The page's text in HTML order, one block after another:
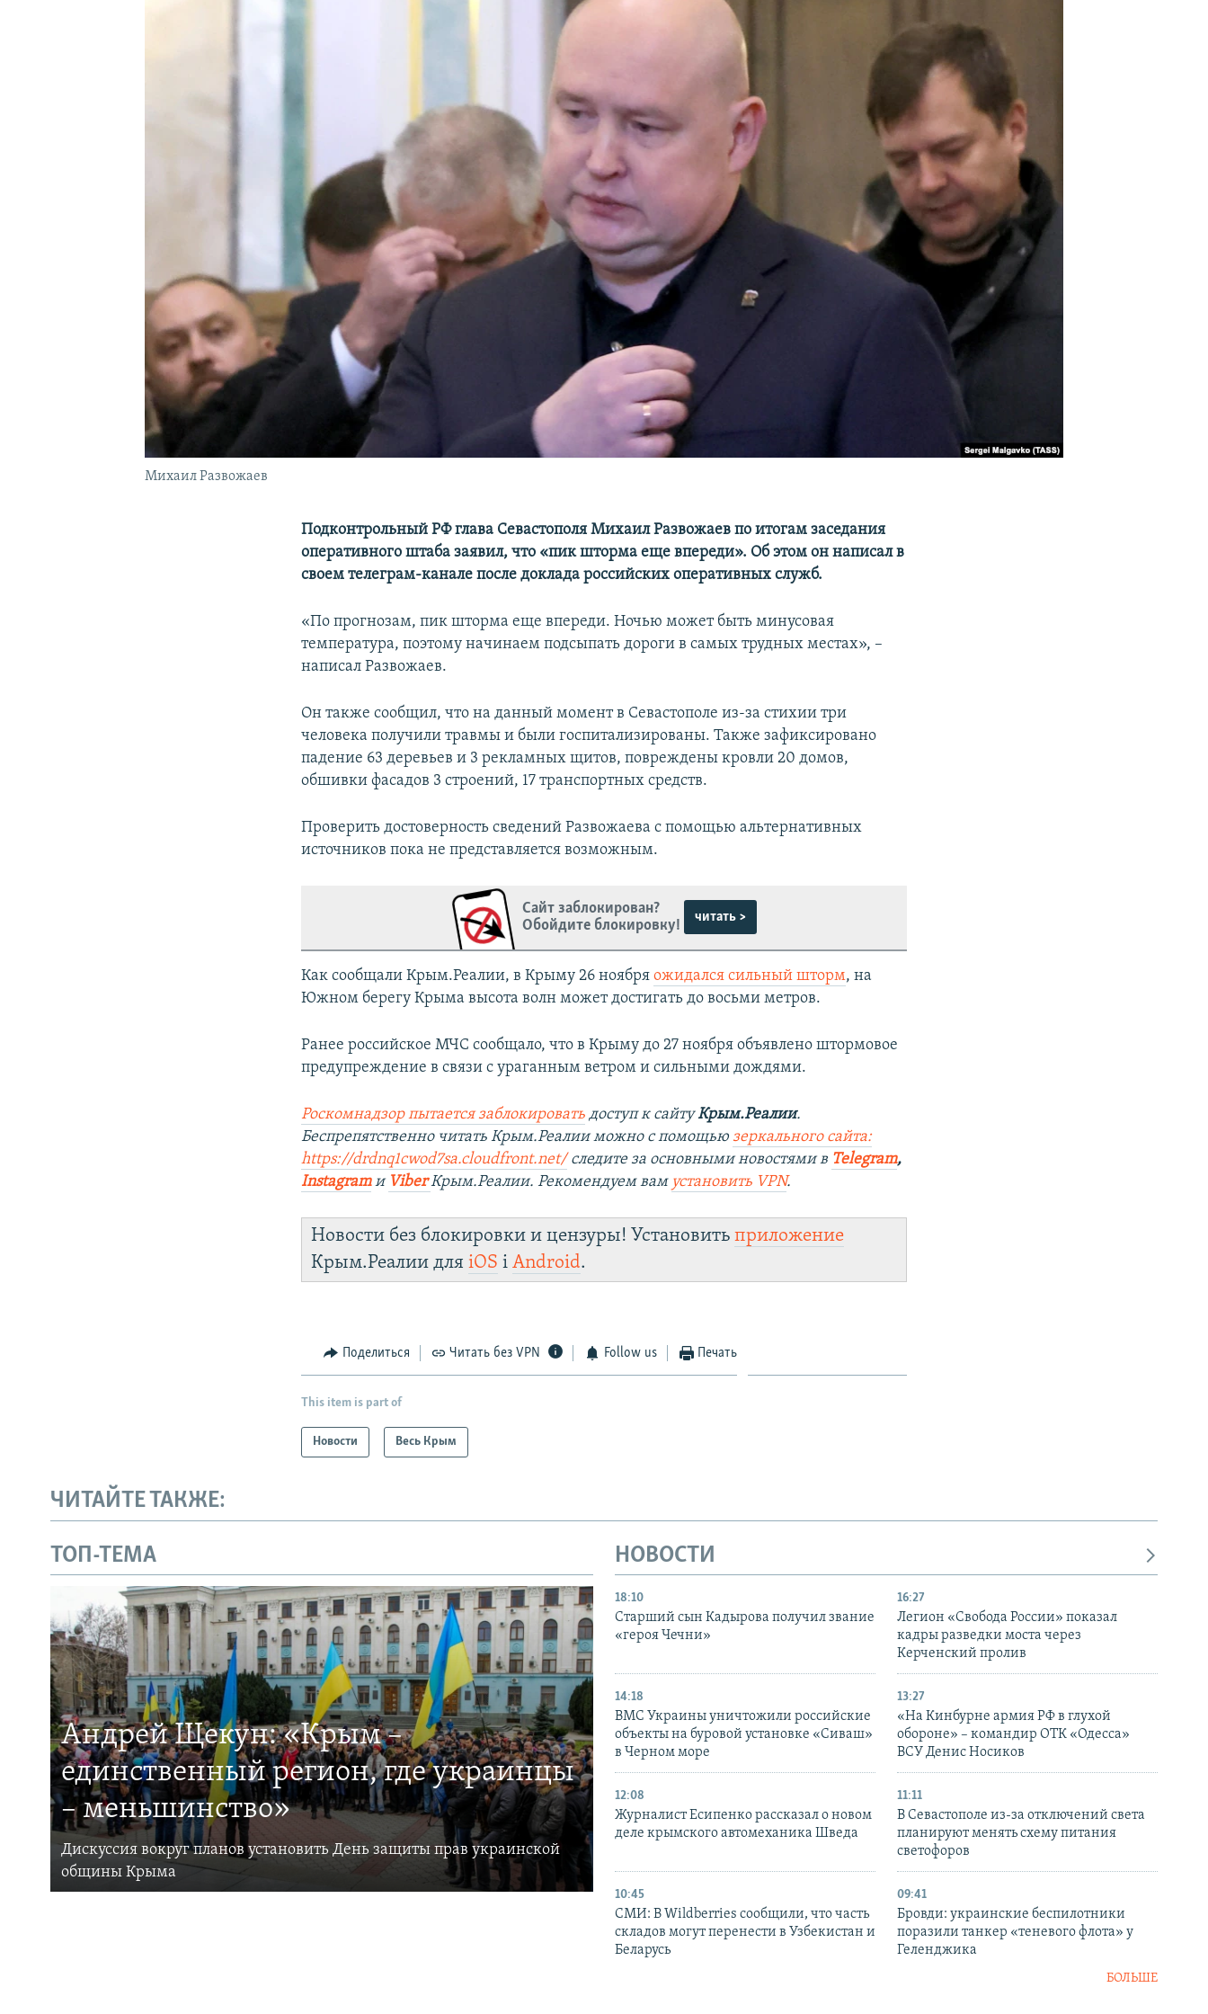
Михаил Развожаев
Подконтрольный РФ глава Севастополя Михаил Развожаев по итогам заседания
оперативного штаба заявил, что «пик шторма еще впереди». Об этом он написал в
своем телеграм-канале после доклада российских оперативных служб.
«По прогнозам, пик шторма еще впереди. Ночью может быть минусовая
температура, поэтому начинаем подсыпать дороги в самых трудных местах», –
написал Развожаев.
Он также сообщил, что на данный момент в Севастополе из-за стихии три
человека получили травмы и были госпитализированы. Также зафиксировано
падение 63 деревьев и 3 рекламных щитов, повреждены кровли 20 домов,
обшивки фасадов 3 строений, 17 транспортных средств.
Проверить достоверность сведений Развожаева с помощью альтернативных
источников пока не представляется возможным.
Сайт заблокирован?
Обойдите блокировку!
читать >
Как сообщали Крым.Реалии, в Крыму 26 ноябряожидался сильный шторм, на
Южном берегу Крыма высота волн может достигать до восьми метров.
Ранее российское МЧС сообщало, что в Крыму до 27 ноября объявлено штормовое
предупреждение в связи с ураганным ветром и сильными дождями.
Роскомнадзор пытается заблокировать доступ к сайтуКрым.Реалии.
Беспрепятственно читать Крым.Реалии можно с помощьюзеркального сайта:
https://drdnq1cwod7sa.cloudfront.net/следите за основными новостями в Telegram,
Instagram и Viber Крым.Реалии. Рекомендуем вам установить VPN.
Новости без блокировки и цензуры! Установитьприложение
Крым.Реалии дляiOS іAndroid.
Поделиться Читать без VPN Follow us Печать
This item is part of
Новости Весь Крым
ЧИТАЙТЕ ТАКЖЕ:
ТОП-ТЕМА
Андрей Щекун: «Крым –
единственный регион, где украинцы
– меньшинство»
Дискуссия вокруг планов установить День защиты прав украинской
общины Крыма
НОВОСТИ
18:10
Старший сын Кадырова получил звание
«героя Чечни»
16:27
Легион «Свобода России» показал
кадры разведки моста через
Керченский пролив
14:18
ВМС Украины уничтожили российские
объекты на буровой установке «Сиваш»
в Черном море
13:27
«На Кинбурне армия РФ в глухой
обороне» – командир ОТК «Одесса»
ВСУ Денис Носиков
12:08
Журналист Есипенко рассказал о новом
деле крымского автомеханика Шведа
11:11
В Севастополе из-за отключений света
планируют менять схему питания
светофоров
10:45
СМИ: В Wildberries сообщили, что часть
складов могут перенести в Узбекистан и
Беларусь
09:41
Бровди: украинские беспилотники
поразили танкер «теневого флота» у
Геленджика
БОЛЬШЕ